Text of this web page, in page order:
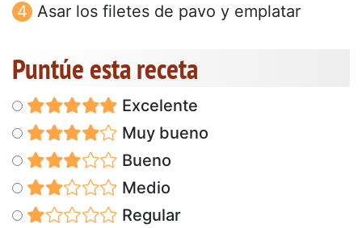
Asar los filetes de pavo y emplatar
Puntúe esta receta
Excelente
Muy bueno
Bueno
Medio
Regular